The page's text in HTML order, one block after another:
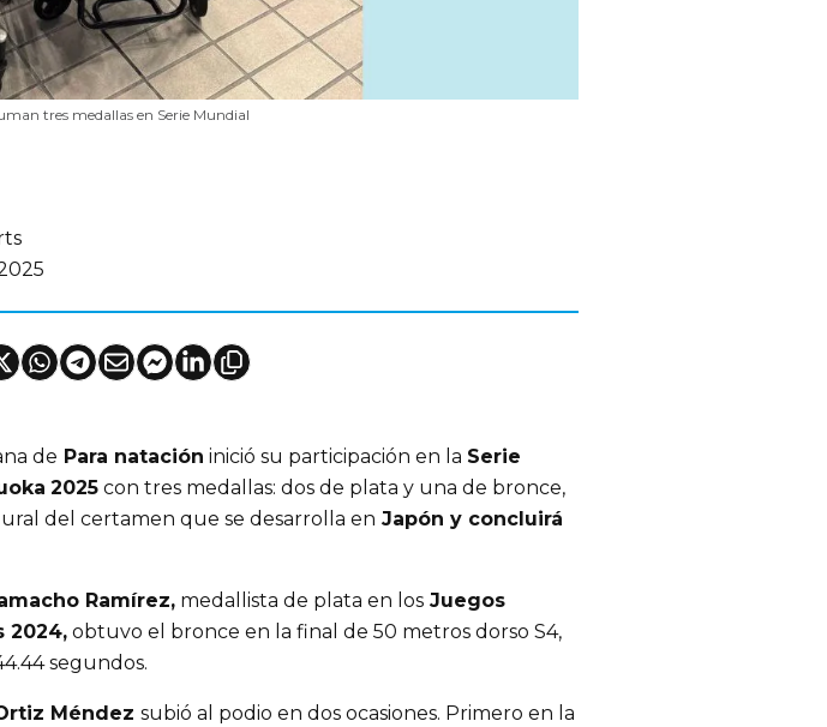
tres medallas en Serie Mundial
de Para natación inició su participación en la Serie
2025 con tres medallas: dos de plata y una de bronce,
del certamen que se desarrolla en Japón y concluirá
Ramírez, medallista de plata en los Juegos
2024, obtuvo el bronce en la final de 50 metros dorso S4,
segundos.
Méndez subió al podio en dos ocasiones. Primero en la